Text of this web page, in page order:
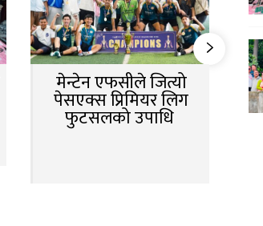
मेन्टेन एफसीले जित्यो
पेसएक्स प्रिमियर लिग
फुटसलको उपाधि